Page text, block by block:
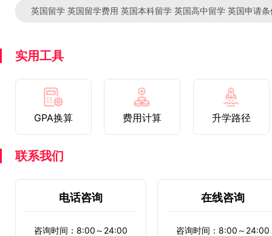
英国留学 英国留学费用 英国本科留学 英国高中留学 英国申请条
实用工具
GPA换算 费用计算 升学路径
联系我们
电话咨询
咨询时间：8:00～24:00
在线咨询
咨询时间：8:00～24:00